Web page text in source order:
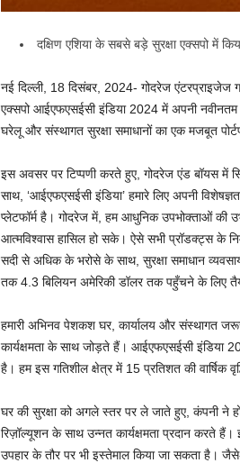
दक्षिण एशिया के सबसे बड़े सुरक्षा एक्सपो में
नई दिल्ली, 18 दिसंबर, 2024- गोदरेज एंटरप्राइजेज
एक्सपो आईएफएसईसी इंडिया 2024 में अपनी नवीनतम
घरेलू और संस्थागत सुरक्षा समाधानों का एक मजबूत
इस अवसर पर टिप्पणी करते हुए, गोदरेज एंड बॉयस में
साथ, ‘आईएफएसईसी इंडिया’ हमारे लिए अपनी
प्लेटफॉर्म है। गोदरेज में, हम आधुनिक उपभोक्ताओं की
आत्मविश्वास हासिल हो सके। ऐसे सभी प्रॉडक्ट्स के
सदी से अधिक के भरोसे के साथ, सुरक्षा समाधान
तक 4.3 बिलियन अमेरिकी डॉलर तक पहुँचने के लिए
हमारी अभिनव पेशकश घर, कार्यालय और संस्थागत
कार्यक्षमता के साथ जोड़ते हैं। आईएफएसईसी इंडिया
है। हम इस गतिशील क्षेत्र में 15 प्रतिशत की वार्षिक
घर की सुरक्षा को अगले स्तर पर ले जाते हुए, कंपनी ने
रिज़ॉल्यूशन के साथ उन्नत कार्यक्षमता प्रदान करते
उपहार के तौर पर भी इस्तेमाल किया जा सकता है।